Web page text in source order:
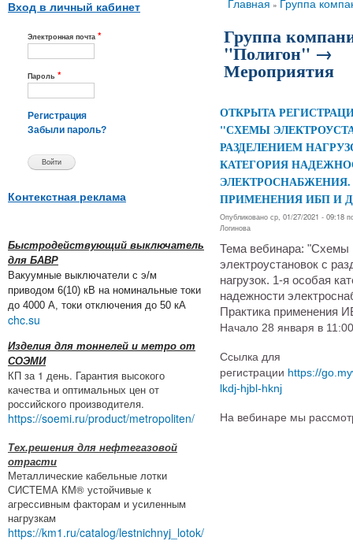
Вход в личный кабинет
Электронная почта *
Пароль *
Регистрация
Забыли пароль?
Контекстная реклама
Быстродействующий выключатель
для БАВР
Вакуумные выключатели с э/м
приводом 6(10) кВ на номинальные токи
до 4000 А, токи отключения до 50 кА
chc.su
Изделия для тоннелей и метро от
СОЭМИ
КП за 1 день. Гарантия высокого
качества и оптимальных цен от
российского производителя.
https://soemi.ru/product/metropoliten/
Тех.решения для нефтегазовой
отрасти
Металлические кабельные лотки
СИСТЕМА КМ® устойчивые к
агрессивным факторам и усиленным
нагрузкам
https://km1.ru/catalog/lestnichnyj_lotok/
Вы здесь
Главная » Группа
Группа
"Полигон" →
Мероприятия
ОТКРЫТА
"СХЕМЫ
РАЗДЕЛЕНИЕМ
КАТЕГОРИЯ
ПРИМЕНЕНИЯ ИБП И
Опубликовано ср, 01/27/2021 - 09:18
Логинова
Тема вебинара: "Схемы
электроустановок с
нагрузок. 1-я особая
надежности
Практика применения
Начало 28 января в
Ссылка для
регистрации https://
lkdj-hjbl-hknj
На вебинаре мы